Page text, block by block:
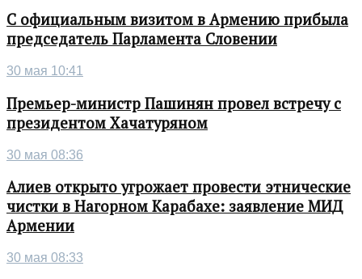
С официальным визитом в Армению прибыла
председатель Парламента Словении
30 мая 10:41
Премьер-министр Пашинян провел встречу с
президентом Хачатуряном
30 мая 08:36
Алиев открыто угрожает провести этнические
чистки в Нагорном Карабахе: заявление МИД
Армении
30 мая 08:33